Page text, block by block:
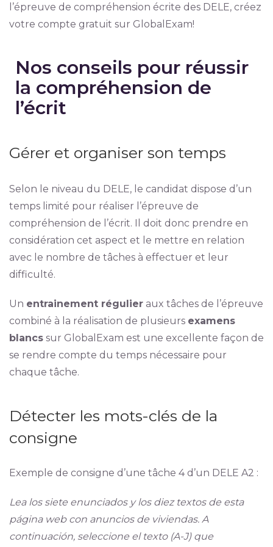
l’épreuve de compréhension écrite des DELE, créez
votre compte gratuit sur GlobalExam!
Nos conseils pour réussir
la compréhension de
l’écrit
Gérer et organiser son temps
Selon le niveau du DELE, le candidat dispose d’un
temps limité pour réaliser l’épreuve de
compréhension de l’écrit. Il doit donc prendre en
considération cet aspect et le mettre en relation
avec le nombre de tâches à effectuer et leur
difficulté.
Un entrainement régulier aux tâches de l’épreuve
combiné à la réalisation de plusieurs examens
blancs sur GlobalExam est une excellente façon de
se rendre compte du temps nécessaire pour
chaque tâche.
Détecter les mots-clés de la
consigne
Exemple de consigne d’une tâche 4 d’un DELE A2 :
Lea los siete enunciados y los diez textos de esta
página web con anuncios de viviendas. A
continuación, seleccione el texto (A-J) que